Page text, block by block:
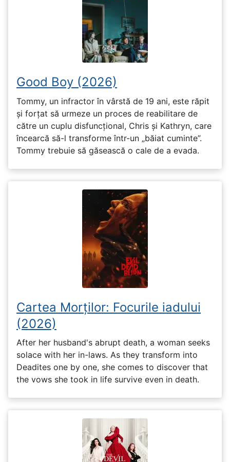
Good Boy (2026)
Tommy, un infractor în vârstă de 19 ani, este răpit
și forțat să urmeze un proces de reabilitare de
către un cuplu disfuncțional, Chris și Kathryn, care
încearcă să-l transforme într-un „băiat cuminte”.
Tommy trebuie să găsească o cale de a evada.
Cartea Morților: Focurile iadului
(2026)
After her husband's abrupt death, a woman seeks
solace with her in-laws. As they transform into
Deadites one by one, she comes to discover that
the vows she took in life survive even in death.